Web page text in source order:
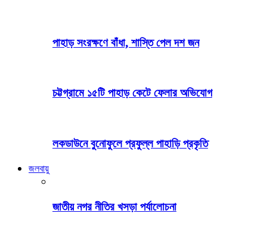
পাহাড় সংরক্ষণে বাঁধা, শাস্তি পেল দশ জন
চট্টগ্রামে ১৫টি পাহাড় কেটে ফেলার অভিযোগ
লকডাউনে বুনোফুলে প্রফুল্ল পাহাড়ি প্রকৃতি
জলবায়ু
জাতীয় নগর নীতির খসড়া পর্যালোচনা